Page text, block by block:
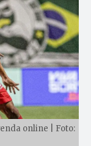
online | Foto: